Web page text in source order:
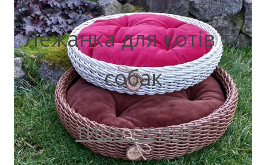
Лежанка для котів та
собак
тиць сюди)